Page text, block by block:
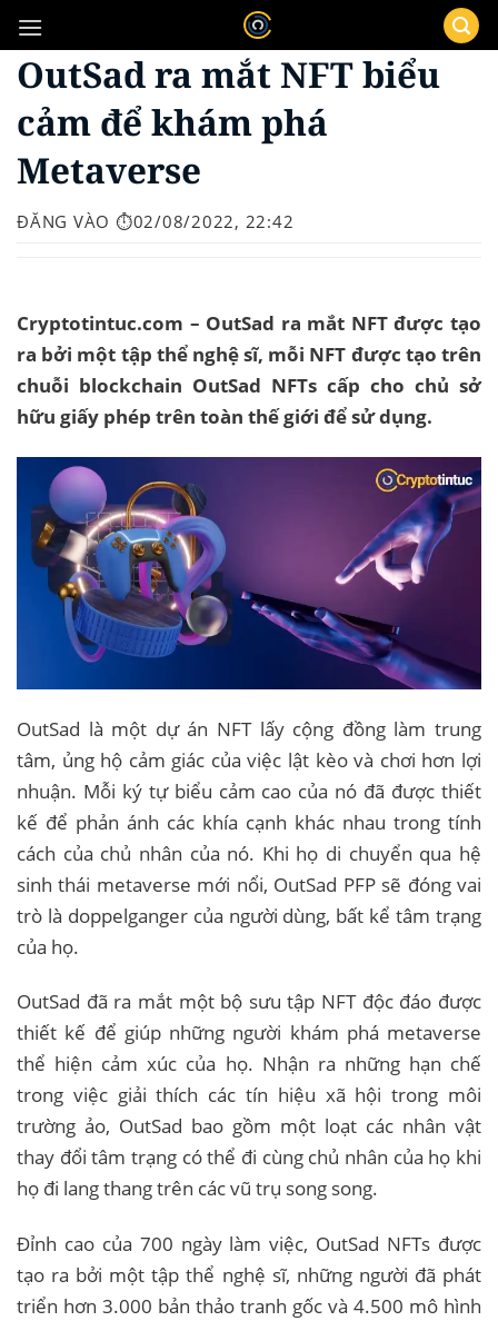
qua
nội
dung
OutSad ra mắt NFT biểu
cảm để khám phá
Metaverse
ĐĂNG VÀO ⏱️02/08/2022, 22:42
Cryptotintuc.com – OutSad ra mắt NFT được tạo
ra bởi một tập thể nghệ sĩ, mỗi NFT được tạo trên
chuỗi blockchain OutSad NFTs cấp cho chủ sở
hữu giấy phép trên toàn thế giới để sử dụng.
OutSad là một dự án NFT lấy cộng đồng làm trung
tâm, ủng hộ cảm giác của việc lật kèo và chơi hơn lợi
nhuận. Mỗi ký tự biểu cảm cao của nó đã được thiết
kế để phản ánh các khía cạnh khác nhau trong tính
cách của chủ nhân của nó. Khi họ di chuyển qua hệ
sinh thái metaverse mới nổi, OutSad PFP sẽ đóng vai
trò là doppelganger của người dùng, bất kể tâm trạng
của họ.
OutSad đã ra mắt một bộ sưu tập NFT độc đáo được
thiết kế để giúp những người khám phá metaverse
thể hiện cảm xúc của họ. Nhận ra những hạn chế
trong việc giải thích các tín hiệu xã hội trong môi
trường ảo, OutSad bao gồm một loạt các nhân vật
thay đổi tâm trạng có thể đi cùng chủ nhân của họ khi
họ đi lang thang trên các vũ trụ song song.
Đỉnh cao của 700 ngày làm việc, OutSad NFTs được
tạo ra bởi một tập thể nghệ sĩ, những người đã phát
triển hơn 3.000 bản thảo tranh gốc và 4.500 mô hình